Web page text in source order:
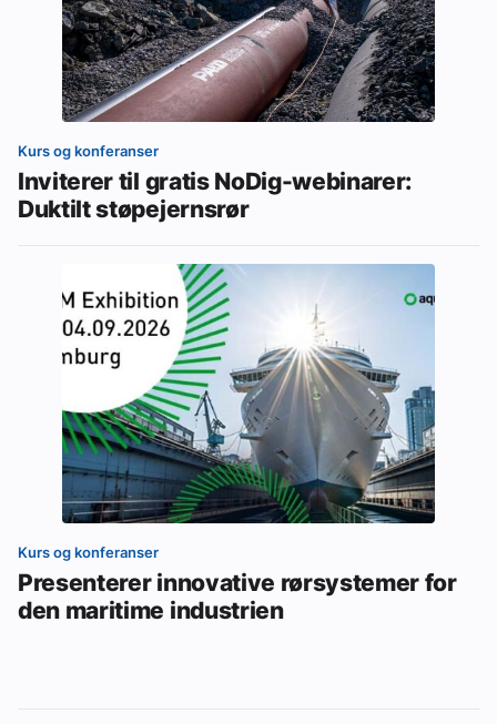
Kurs og konferanser
Inviterer til gratis NoDig-webinarer:
Duktilt støpejernsrør
Kurs og konferanser
Presenterer innovative rørsystemer for
den maritime industrien